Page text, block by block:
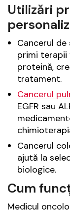
Utilizări
Cancerul de
primi terapii
proteină,
tratament.
Cancerul
EGFR sau
Cancerul
ajută la
biologice.
Cum
Medicul